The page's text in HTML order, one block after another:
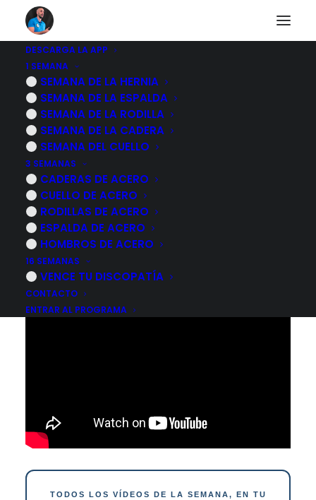
DESCARGA LA APP
1 SEMANA
SEMANA DE LA HERNIA
SEMANA DE LA ESPALDA
SEMANA DE LA RODILLA
SEMANA DE LA CADERA
SEMANA DEL CUELLO
3 SEMANAS
CADERAS DE ACERO
CUELLO DE ACERO
RODILLAS DE ACERO
ESPALDA DE ACERO
HOMBROS DE ACERO
16 SEMANAS
VENCE TU DISCOPATÍA
CONTACTO
ENTRAR AL PROGRAMA
Entendiendo el dolor
y sus diferentes
niveles
13 NOVIEMBRE, 2022 | POR
TODOS LOS VÍDEOS DE LA SEMANA, EN TU